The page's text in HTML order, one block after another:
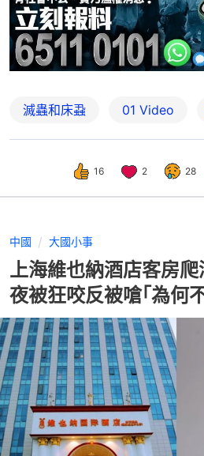
滅蟲和床蝨 01 Video
16 2 28
中國 大國小事
上海維也納酒店客房
夜被狂咬反被嗆｢為何